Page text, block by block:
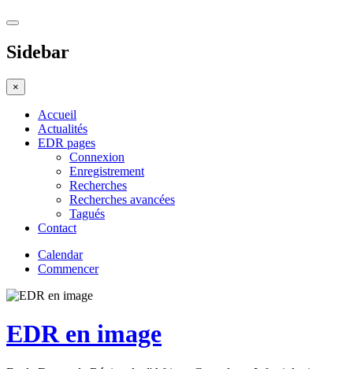
Sidebar
×
Accueil
Actualités
EDR pages
Connexion
Enregistrement
Recherches
Recherches avancées
Tagués
Contact
Calendar
Commencer
EDR en image